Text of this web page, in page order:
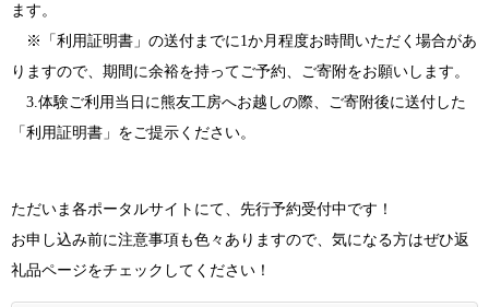
ます。
※「利用証明書」の送付までに1か月程度お時間いただく場合があ
りますので、期間に余裕を持ってご予約、ご寄附をお願いします。
3.体験ご利用当日に熊友工房へお越しの際、ご寄附後に送付した
「利用証明書」をご提示ください。
ただいま各ポータルサイトにて、先行予約受付中です！
お申し込み前に注意事項も色々ありますので、気になる方はぜひ返
礼品ページをチェックしてください！